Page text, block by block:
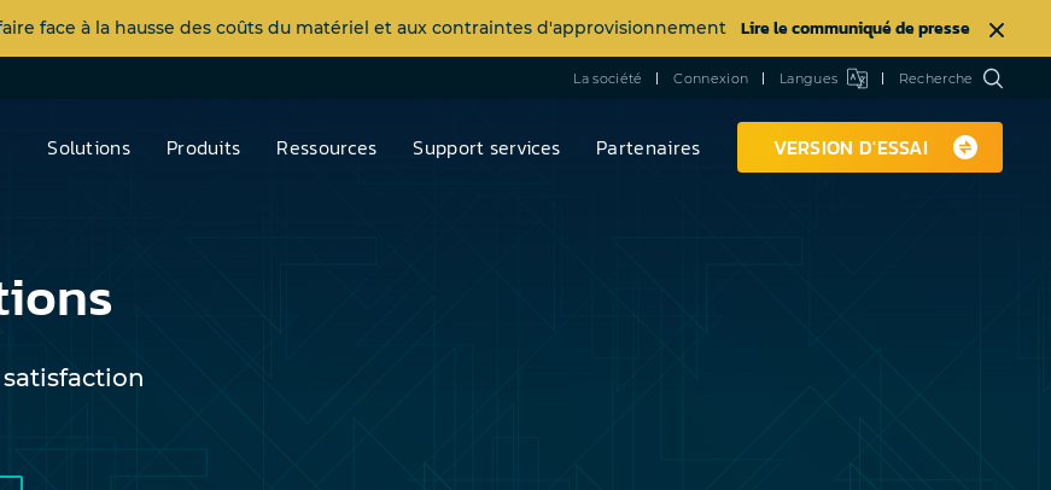
face à la hausse des coûts du matériel et aux contraintes d'approvisionnement Lire le communiqué de presse
La société Connexion Langues Recherche
Solutions Produits Ressources Support services Partenaires VERSION D'ESSAI